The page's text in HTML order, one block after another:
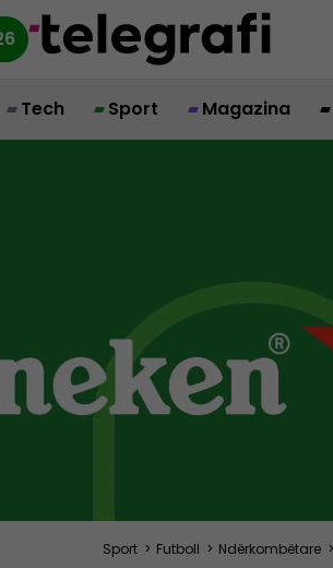
Tech Sport Magazina
Sport > Futboll > Ndërkombëtare >